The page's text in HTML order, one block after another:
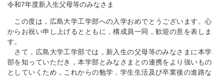
令和7年度新入生父母等のみなさま
この度は，広島大学工学部への入学おめでとうございます。心
からお祝い申し上げるとともに，構成員一同，歓迎の意を表しま
す。
さて，広島大学工学部では，新入生の父母等のみなさまに本学
部を知っていただき，本学部とみなさまとの連携をより強いもの
としていくため，これからの勉学，学生生活及び卒業後の進路な